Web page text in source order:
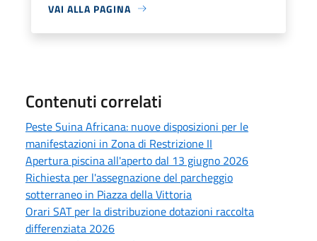
VAI ALLA PAGINA
Contenuti correlati
Peste Suina Africana: nuove disposizioni per le
manifestazioni in Zona di Restrizione II
Apertura piscina all'aperto dal 13 giugno 2026
Richiesta per l'assegnazione del parcheggio
sotterraneo in Piazza della Vittoria
Orari SAT per la distribuzione dotazioni raccolta
differenziata 2026